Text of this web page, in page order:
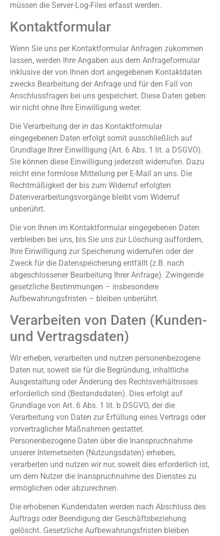
müssen die Server-Log-Files erfasst werden.
Kontaktformular
Wenn Sie uns per Kontaktformular Anfragen zukommen
lassen, werden Ihre Angaben aus dem Anfrageformular
inklusive der von Ihnen dort angegebenen Kontaktdaten
zwecks Bearbeitung der Anfrage und für den Fall von
Anschlussfragen bei uns gespeichert. Diese Daten geben
wir nicht ohne Ihre Einwilligung weiter.
Die Verarbeitung der in das Kontaktformular
eingegebenen Daten erfolgt somit ausschließlich auf
Grundlage Ihrer Einwilligung (Art. 6 Abs. 1 lit. a DSGVO).
Sie können diese Einwilligung jederzeit widerrufen. Dazu
reicht eine formlose Mitteilung per E-Mail an uns. Die
Rechtmäßigkeit der bis zum Widerruf erfolgten
Datenverarbeitungsvorgänge bleibt vom Widerruf
unberührt.
Die von Ihnen im Kontaktformular eingegebenen Daten
verbleiben bei uns, bis Sie uns zur Löschung auffordern,
Ihre Einwilligung zur Speicherung widerrufen oder der
Zweck für die Datenspeicherung entfällt (z.B. nach
abgeschlossener Bearbeitung Ihrer Anfrage). Zwingende
gesetzliche Bestimmungen – insbesondere
Aufbewahrungsfristen – bleiben unberührt.
Verarbeiten von Daten (Kunden-
und Vertragsdaten)
Wir erheben, verarbeiten und nutzen personenbezogene
Daten nur, soweit sie für die Begründung, inhaltliche
Ausgestaltung oder Änderung des Rechtsverhältnisses
erforderlich sind (Bestandsdaten). Dies erfolgt auf
Grundlage von Art. 6 Abs. 1 lit. b DSGVO, der die
Verarbeitung von Daten zur Erfüllung eines Vertrags oder
vorvertraglicher Maßnahmen gestattet.
Personenbezogene Daten über die Inanspruchnahme
unserer Internetseiten (Nutzungsdaten) erheben,
verarbeiten und nutzen wir nur, soweit dies erforderlich ist,
um dem Nutzer die Inanspruchnahme des Dienstes zu
ermöglichen oder abzurechnen.
Die erhobenen Kundendaten werden nach Abschluss des
Auftrags oder Beendigung der Geschäftsbeziehung
gelöscht. Gesetzliche Aufbewahrungsfristen bleiben